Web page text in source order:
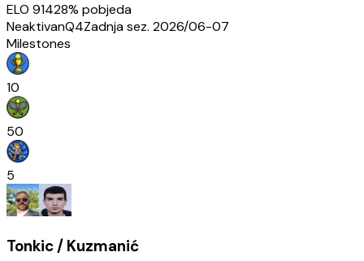
ELO 91428% pobjeda
NeaktivanQ4Zadnja sez. 2026/06-07
Milestones
10
50
5
Tonkic / Kuzmanić